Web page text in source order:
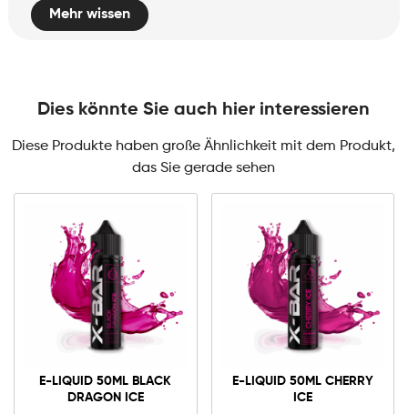
Mehr wissen
Dies könnte Sie auch hier interessieren
Diese Produkte haben große Ähnlichkeit mit dem Produkt,
das Sie gerade sehen
E-LIQUID 50ML BLACK
DRAGON ICE
E-LIQUID 50ML CHERRY
ICE
0mg
E-
liquid
50ml
Ice
Menge